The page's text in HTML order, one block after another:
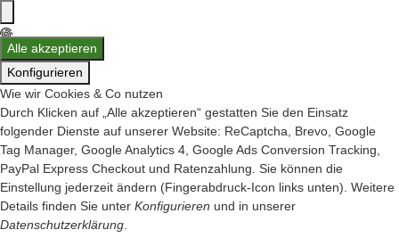
Alle akzeptieren
Konfigurieren
Wie wir Cookies & Co nutzen
Durch Klicken auf „Alle akzeptieren“ gestatten Sie den Einsatz
folgender Dienste auf unserer Website: ReCaptcha, Brevo, Google
Tag Manager, Google Analytics 4, Google Ads Conversion Tracking,
PayPal Express Checkout und Ratenzahlung. Sie können die
Einstellung jederzeit ändern (Fingerabdruck-Icon links unten). Weitere
Details finden Sie unter Konfigurieren und in unserer
Datenschutzerklärung